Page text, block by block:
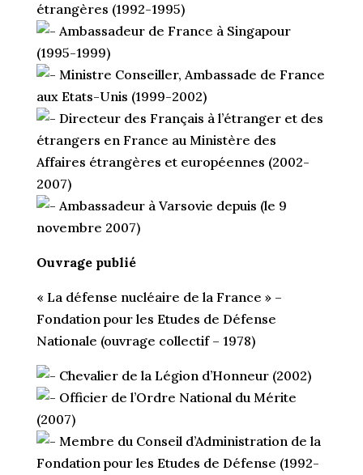
étrangères (1992-1995)
Ambassadeur de France à Singapour
(1995-1999)
Ministre Conseiller, Ambassade de France
aux Etats-Unis (1999-2002)
Directeur des Français à l’étranger et des
étrangers en France au Ministère des
Affaires étrangères et européennes (2002-
2007)
Ambassadeur à Varsovie depuis (le 9
novembre 2007)
Ouvrage publié
« La défense nucléaire de la France » –
Fondation pour les Etudes de Défense
Nationale (ouvrage collectif – 1978)
Chevalier de la Légion d’Honneur (2002)
Officier de l’Ordre National du Mérite
(2007)
Membre du Conseil d’Administration de la
Fondation pour les Etudes de Défense (1992-